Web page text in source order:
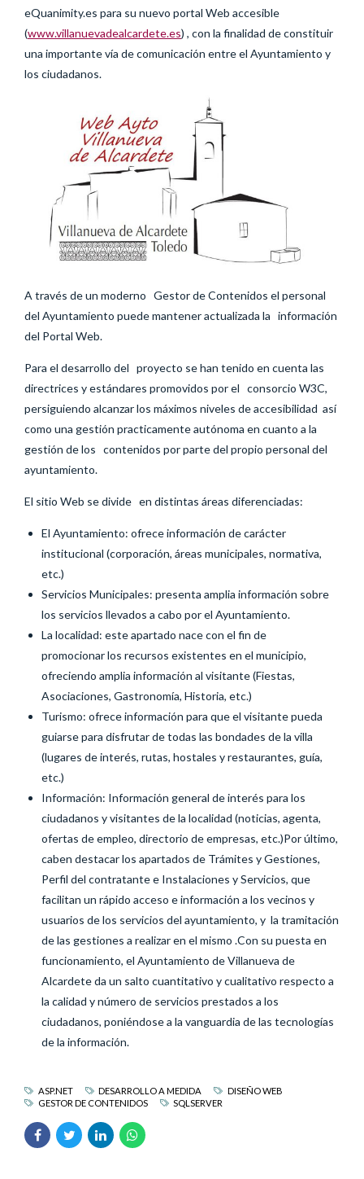
eQuanimity.es para su nuevo portal Web accesible
(www.villanuevadealcardete.es) , con la finalidad de constituir
una importante vía de comunicación entre el Ayuntamiento y
los ciudadanos.
A través de un moderno Gestor de Contenidos el personal
del Ayuntamiento puede mantener actualizada la información
del Portal Web.
Para el desarrollo del proyecto se han tenido en cuenta las
directrices y estándares promovidos por el consorcio W3C,
persiguiendo alcanzar los máximos niveles de accesibilidad así
como una gestión practicamente autónoma en cuanto a la
gestión de los contenidos por parte del propio personal del
ayuntamiento.
El sitio Web se divide en distintas áreas diferenciadas:
El Ayuntamiento: ofrece información de carácter
institucional (corporación, áreas municipales, normativa,
etc.)
Servicios Municipales: presenta amplia información sobre
los servicios llevados a cabo por el Ayuntamiento.
La localidad: este apartado nace con el fin de
promocionar los recursos existentes en el municipio,
ofreciendo amplia información al visitante (Fiestas,
Asociaciones, Gastronomía, Historia, etc.)
Turismo: ofrece información para que el visitante pueda
guiarse para disfrutar de todas las bondades de la villa
(lugares de interés, rutas, hostales y restaurantes, guía,
etc.)
Información: Información general de interés para los
ciudadanos y visitantes de la localidad (noticias, agenta,
ofertas de empleo, directorio de empresas, etc.)Por último,
caben destacar los apartados de Trámites y Gestiones,
Perfil del contratante e Instalaciones y Servicios, que
facilitan un rápido acceso e información a los vecinos y
usuarios de los servicios del ayuntamiento, y la tramitación
de las gestiones a realizar en el mismo .Con su puesta en
funcionamiento, el Ayuntamiento de Villanueva de
Alcardete da un salto cuantitativo y cualitativo respecto a
la calidad y número de servicios prestados a los
ciudadanos, poniéndose a la vanguardia de las tecnologías
de la información.
ASP.NET DESARROLLO A MEDIDA
DISEÑO WEB
GESTOR DE CONTENIDOS
SQLSERVER